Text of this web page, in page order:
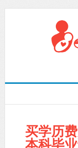
买学历
本科毕